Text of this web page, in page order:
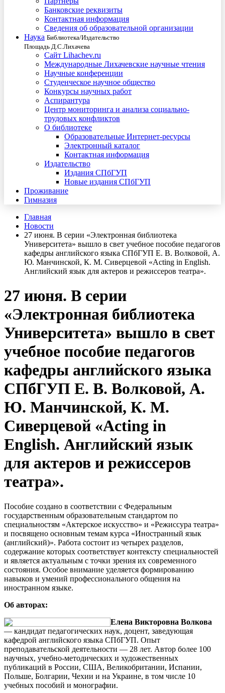
Банковские реквизиты
Контактная информация
Сведения об образовательной организации
Наука Библиотека/Издательство
Площадь Д.С.Лихачева
Сайт Lihachev.ru
Международные Лихачевские научные чтения
Научные конференции
Студенческое научное общество
Конкурсы научных работ
Аспирантура
Центр мониторинга и анализа социально-
трудовых конфликтов
О библиотеке
Образовательные Интернет-ресурсы
Электронный каталог
Контактная информация
Издательство
Издания СПбГУП
Новые издания СПбГУП
Проживание
Гимназия
Главная
Новости
27 июня. В серии «Электронная библиотека
Университета» вышло в свет учебное пособие педагогов
кафедры английского языка СПбГУП Е. В. Волковой, А.
Ю. Манчинской, К. М. Сиверцевой «Acting in English.
Английский язык для актеров и режиссеров театра».
27 июня. В серии
«Электронная библиотека
Университета» вышло в свет
учебное пособие педагогов
кафедры английского языка
СПбГУП Е. В. Волковой, А.
Ю. Манчинской, К. М.
Сиверцевой «Acting in
English. Английский язык
для актеров и режиссеров
театра».
Пособие создано в соответствии с Федеральным
государственным образовательным стандартом по
специальностям «Актерское искусство» и «Режиссура театра»
и посвящено основным темам курса «Иностранный язык
(английский)». Работа состоит из четырех разделов,
содержание которых соответствует контексту специальностей
и является актуальным с точки зрения их современного
состояния. Особое внимание уделяется формированию
навыков и умений профессионального общения на
иностранном языке.
Об авторах:
Елена Викторовна Волкова
— кандидат педагогических наук, доцент, заведующая
кафедрой английского языка СПбГУП. Опыт
преподавательской деятельности — 28 лет. Автор более 100
научных, учебно-методических и художественных
публикаций в России, США, Великобритании, Испании,
Польше, Болгарии, Чехии и на Украине, в том числе 10
учебных пособий и монографии.